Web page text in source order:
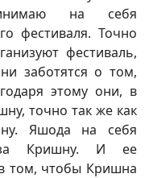
на себя
фестиваля. Точно
фестиваль,
заботятся о том,
этому они, в
точно так же как
Яшода на себя
за Кришну. И ее
в том, чтобы Кришна